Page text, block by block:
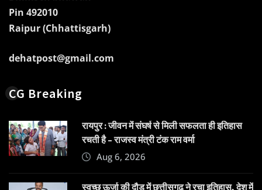
Pin 492010
Raipur (Chhattisgarh)
dehatpost@gmail.com
CG Breaking
रायपुर : जीवन में संघर्ष से मिली सफलता ही इतिहास
रचती है – राजस्व मंत्री टंक राम वर्मा
Aug 6, 2026
स्वच्छ ऊर्जा की दौड़ में छत्तीसगढ़ ने रचा इतिहास, देश में